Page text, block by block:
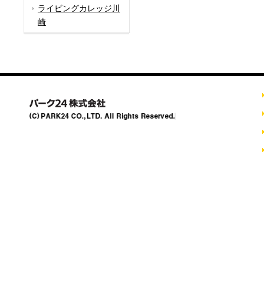
ライビングカレッジ川
崎